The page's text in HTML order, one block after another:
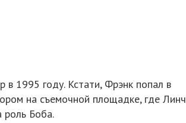
в 1995 году. Кстати, Фрэнк попал в
на съемочной площадке, где Линч
роль Боба.